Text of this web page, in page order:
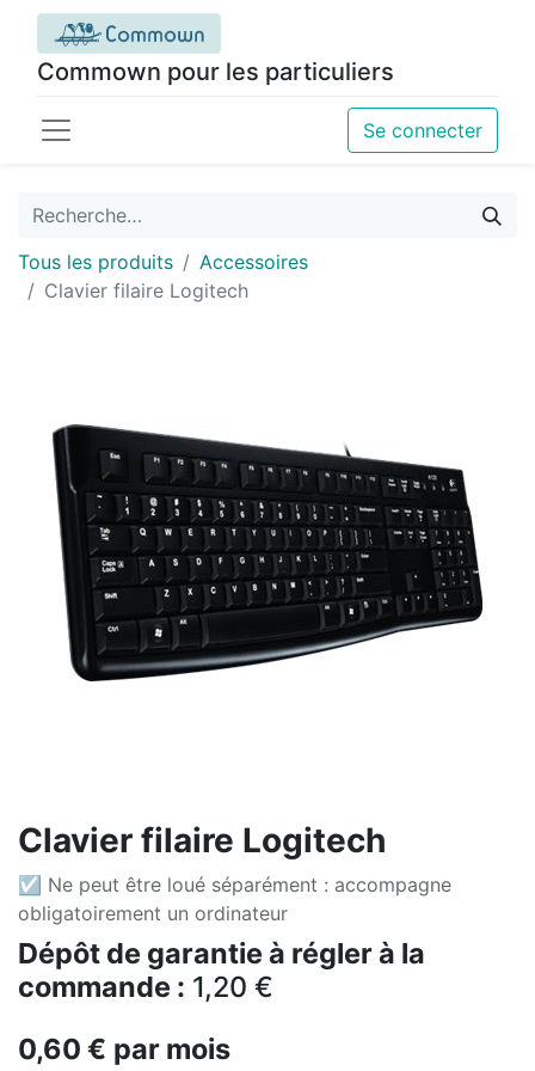
Commown pour les particuliers
Se connecter
Tous les produits
Accessoires
Clavier filaire Logitech
Clavier filaire Logitech
☑ Ne peut être loué séparément : accompagne
obligatoirement un ordinateur
Dépôt de garantie à régler à la
commande : 1,20 €
0,60 € par mois